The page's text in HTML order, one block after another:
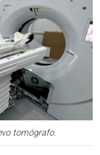
tomógrafo.